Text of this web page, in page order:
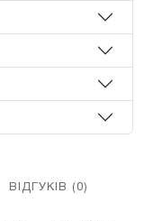
ВІДГУКІВ (0)